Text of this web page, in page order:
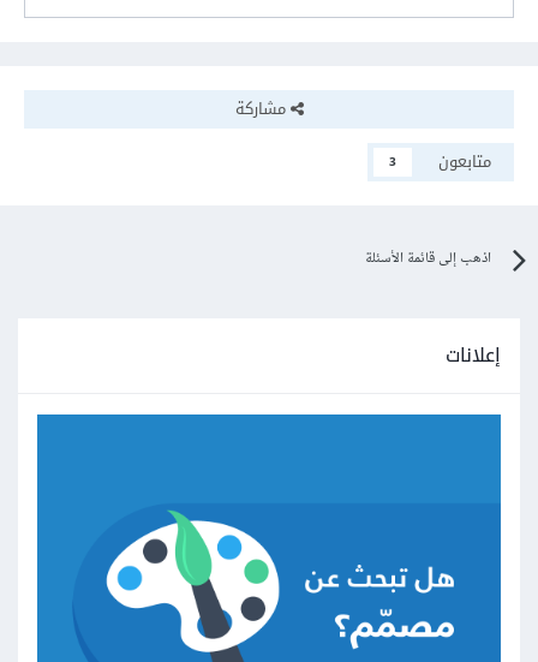
مشاركة
متابعون
3
اذهب إلى قائمة الأسئلة
إعلانات